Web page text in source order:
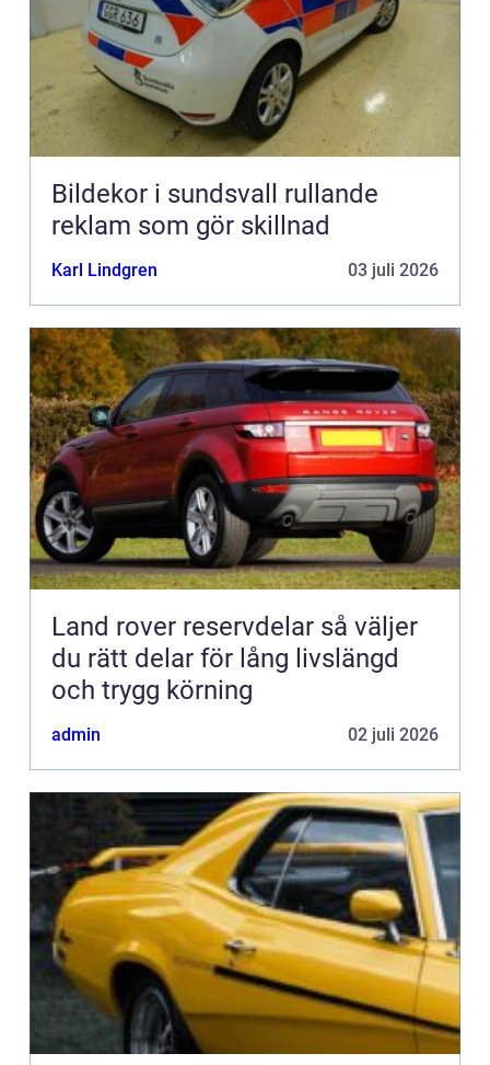
Bildekor i sundsvall rullande
reklam som gör skillnad
Karl Lindgren 03 juli 2026
Land rover reservdelar så väljer
du rätt delar för lång livslängd
och trygg körning
admin 02 juli 2026